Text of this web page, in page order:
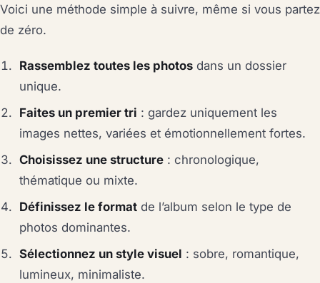
Voici une méthode simple à suivre, même si vous partez
de zéro.
Rassemblez toutes les photos dans un dossier
unique.
Faites un premier tri : gardez uniquement les
images nettes, variées et émotionnellement fortes.
Choisissez une structure : chronologique,
thématique ou mixte.
Définissez le format de l’album selon le type de
photos dominantes.
Sélectionnez un style visuel : sobre, romantique,
lumineux, minimaliste.